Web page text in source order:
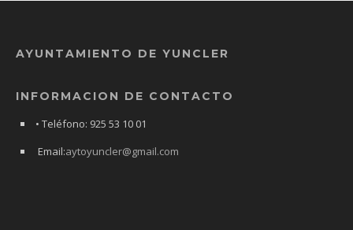
AYUNTAMIENTO DE YUNCLER
INFORMACION DE CONTACTO
• Teléfono: 925 53 10 01
Email:aytoyuncler@gmail.com